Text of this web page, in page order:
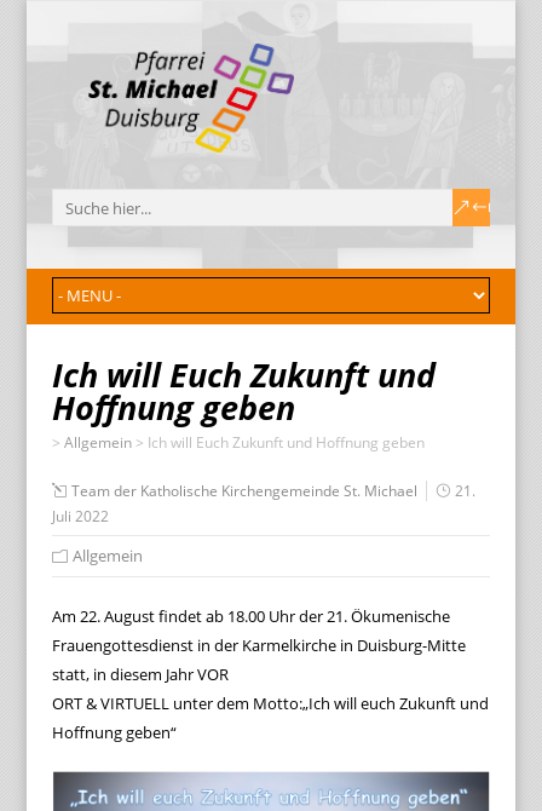
Ich will Euch Zukunft und
Hoffnung geben
> Allgemein> Ich will Euch Zukunft und Hoffnung geben
Team der Katholische Kirchengemeinde St. Michael
21.
Juli 2022
Allgemein
Am 22. August findet ab 18.00 Uhr der 21. Ökumenische
Frauengottesdienst in der Karmelkirche in Duisburg-Mitte
statt, in diesem Jahr VOR
ORT & VIRTUELL unter dem Motto:„Ich will euch Zukunft und
Hoffnung geben“